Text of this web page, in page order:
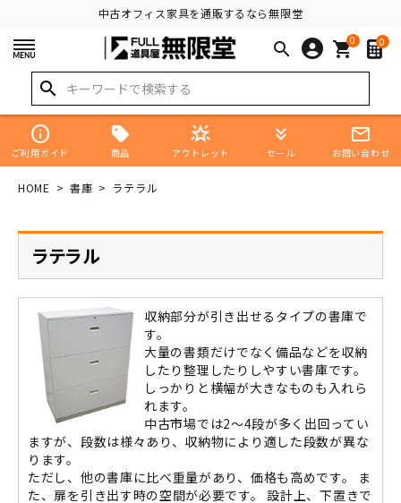
中古オフィス家具を通販するなら無限堂
search 0
shopping_cart 0
search
info
ご利用ガイド 商品
star_shine
アウトレット
keyboard_double_arrow_down
セール
mail_outline
お問い合わせ
HOME 書庫 ラテラル
ラテラル
収納部分が引き出せるタイプの書庫で
す。
大量の書類だけでなく備品などを収納
したり整理したりしやすい書庫です。
しっかりと横幅が大きなものも入れら
れます。
中古市場では2～4段が多く出回ってい
ますが、段数は様々あり、収納物により適した段数が異な
ります。
ただし、他の書庫に比べ重量があり、価格も高めです。 ま
た、扉を引き出す時の空間が必要です。 設計上、下置きで